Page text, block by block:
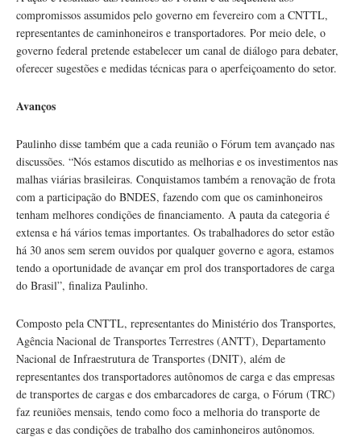
compromissos assumidos pelo governo em fevereiro com a CNTTL,
representantes de caminhoneiros e transportadores. Por meio dele, o
governo federal pretende estabelecer um canal de diálogo para debater,
oferecer sugestões e medidas técnicas para o aperfeiçoamento do setor.
Avanços
Paulinho disse também que a cada reunião o Fórum tem avançado nas
discussões. “Nós estamos discutido as melhorias e os investimentos nas
malhas viárias brasileiras. Conquistamos também a renovação de frota
com a participação do BNDES, fazendo com que os caminhoneiros
tenham melhores condições de financiamento. A pauta da categoria é
extensa e há vários temas importantes. Os trabalhadores do setor estão
há 30 anos sem serem ouvidos por qualquer governo e agora, estamos
tendo a oportunidade de avançar em prol dos transportadores de carga
do Brasil”, finaliza Paulinho.
Composto pela CNTTL, representantes do Ministério dos Transportes,
Agência Nacional de Transportes Terrestres (ANTT), Departamento
Nacional de Infraestrutura de Transportes (DNIT), além de
representantes dos transportadores autônomos de carga e das empresas
de transportes de cargas e dos embarcadores de carga, o Fórum (TRC)
faz reuniões mensais, tendo como foco a melhoria do transporte de
cargas e das condições de trabalho dos caminhoneiros autônomos.